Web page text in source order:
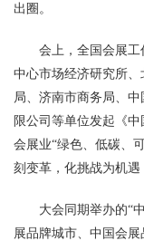
出圈。
会上，全国会展
中心市场经济研究所
局、济南市商务局、
限公司等单位发起《
会展业“绿色、低碳、
刻变革，化挑战为机遇
大会同期举办的“
展品牌城市、中国会